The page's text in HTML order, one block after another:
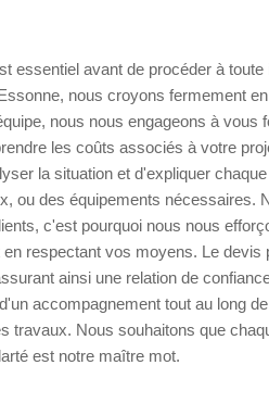
essentiel avant de procéder à
nous croyons fermement
nous nous engageons à vous
les coûts associés à votre
la situation et d'expliquer
ou des équipements nécessaires.
c'est pourquoi nous nous
respectant vos moyens. Le devis
ainsi une relation de
accompagnement tout au long
travaux. Nous souhaitons que
est notre maître mot.